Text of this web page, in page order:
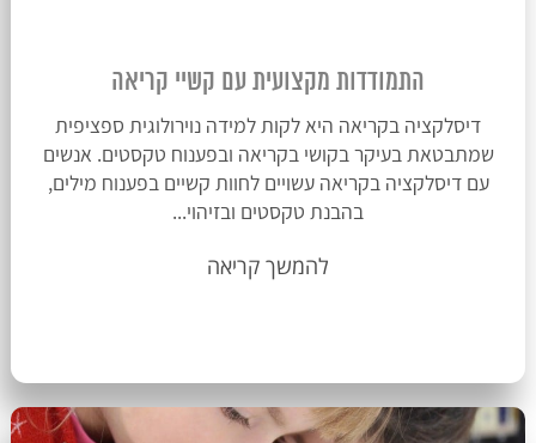
התמודדות מקצועית עם קשיי קריאה
דיסלקציה בקריאה היא לקות למידה נוירולוגית ספציפית
שמתבטאת בעיקר בקושי בקריאה ובפענוח טקסטים. אנשים
עם דיסלקציה בקריאה עשויים לחוות קשיים בפענוח מילים,
בהבנת טקסטים ובזיהוי...
להמשך קריאה